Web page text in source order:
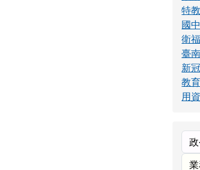
特
國
衛
臺
新
教
用